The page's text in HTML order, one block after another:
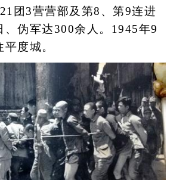
团3营营部及第8、第9连进
、伪军达300余人。1945年9
度城。